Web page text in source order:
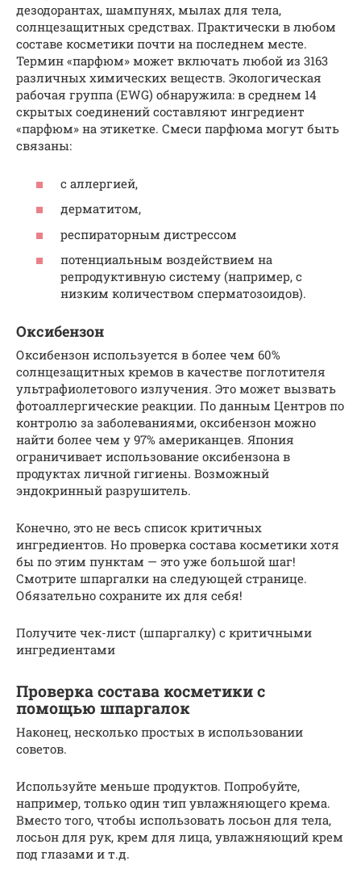
дезодорантах, шампунях, мылах для тела,
солнцезащитных средствах. Практически в любом
составе косметики почти на последнем месте.
Термин «парфюм» может включать любой из 3163
различных химических веществ. Экологическая
рабочая группа (EWG) обнаружила: в среднем 14
скрытых соединений составляют ингредиент
«парфюм» на этикетке. Смеси парфюма могут быть
связаны:
с аллергией,
дерматитом,
респираторным дистрессом
потенциальным воздействием на
репродуктивную систему (например, с
низким количеством сперматозоидов).
Оксибензон
Оксибензон используется в более чем 60%
солнцезащитных кремов в качестве поглотителя
ультрафиолетового излучения. Это может вызвать
фотоаллергические реакции. По данным Центров по
контролю за заболеваниями, оксибензон можно
найти более чем у 97% американцев. Япония
ограничивает использование оксибензона в
продуктах личной гигиены. Возможный
эндокринный разрушитель.
Конечно, это не весь список критичных
ингредиентов. Но проверка состава косметики хотя
бы по этим пунктам — это уже большой шаг!
Смотрите шпаргалки на следующей странице.
Обязательно сохраните их для себя!
Получите чек-лист (шпаргалку) с критичными
ингредиентами
Проверка состава косметики с
помощью шпаргалок
Наконец, несколько простых в использовании
советов.
Используйте меньше продуктов. Попробуйте,
например, только один тип увлажняющего крема.
Вместо того, чтобы использовать лосьон для тела,
лосьон для рук, крем для лица, увлажняющий крем
под глазами и т.д.